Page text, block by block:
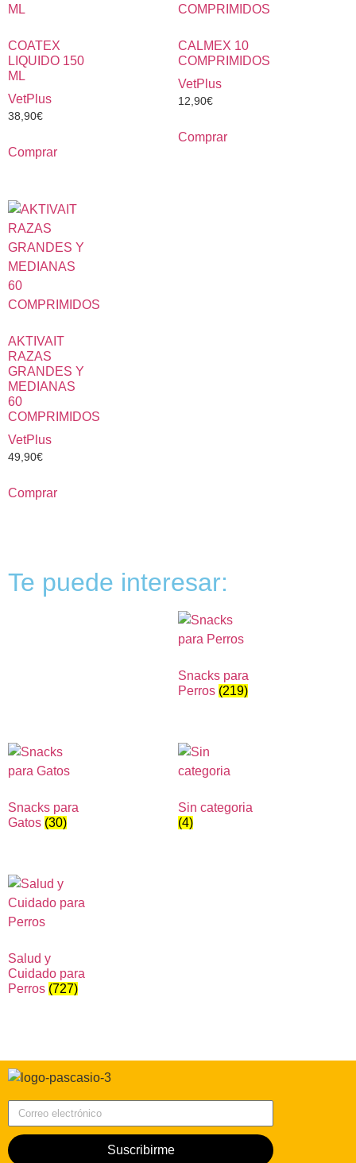
COATEX
LIQUIDO 150
ML
VetPlus
38,90€
Comprar
CALMEX 10
COMPRIMIDOS
VetPlus
12,90€
Comprar
AKTIVAIT
RAZAS
GRANDES Y
MEDIANAS
60
COMPRIMIDOS
VetPlus
49,90€
Comprar
Te puede interesar:
Snacks para
Perros (219)
Snacks para
Gatos (30)
Sin categoria
(4)
Salud y
Cuidado para
Perros (727)
Suscribirme